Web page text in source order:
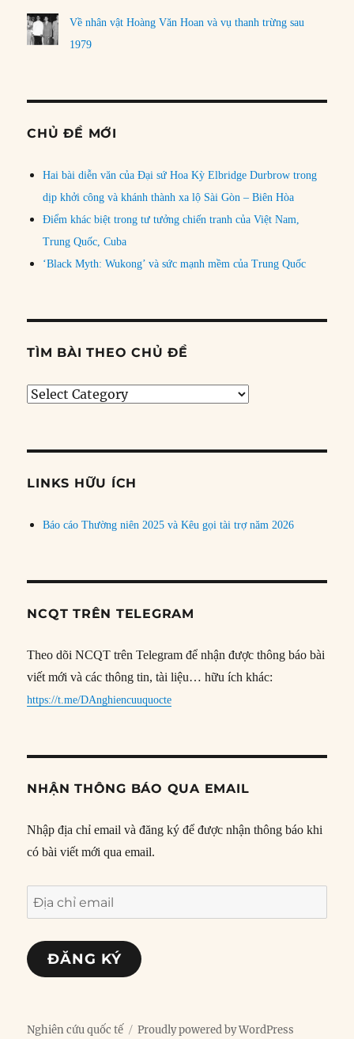
Về nhân vật Hoàng Văn Hoan và vụ thanh trừng sau
1979
CHỦ ĐỀ MỚI
Hai bài diễn văn của Đại sứ Hoa Kỳ Elbridge Durbrow trong
dịp khởi công và khánh thành xa lộ Sài Gòn – Biên Hòa
Điểm khác biệt trong tư tưởng chiến tranh của Việt Nam,
Trung Quốc, Cuba
‘Black Myth: Wukong’ và sức mạnh mềm của Trung Quốc
TÌM BÀI THEO CHỦ ĐỀ
Tìm
đề
LINKS HỮU ÍCH
Báo cáo Thường niên 2025 và Kêu gọi tài trợ năm 2026
NCQT TRÊN TELEGRAM
Theo dõi NCQT trên Telegram để nhận được thông báo bài
viết mới và các thông tin, tài liệu… hữu ích khác:
https://t.me/DAnghiencuuquocte
NHẬN THÔNG BÁO QUA EMAIL
Nhập địa chỉ email và đăng ký để được nhận thông báo khi
có bài viết mới qua email.
Địa
chỉ
email
ĐĂNG KÝ
Nghiên cứu quốc tế Proudly powered by WordPress